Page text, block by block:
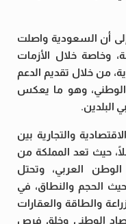
أن السعودية واصلت
وخاصة خلال الأزمات
من خلال تقديم الدعم
الوطني، وهو ما يعكس
البلدين.
والتجارية بين
حيث تعد المملكة من
العربي، وتحتل
حيث الحجم والنطاق، في
والطاقة والعقارات
الوطني وخلق فرص